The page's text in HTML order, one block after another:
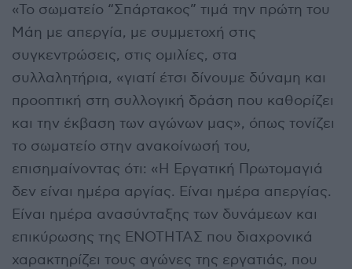
«Το σωματείο “Σπάρτακος” τιμά την πρώτη του
Μάη με απεργία, με συμμετοχή στις
συγκεντρώσεις, στις ομιλίες, στα
συλλαλητήρια, «γιατί έτσι δίνουμε δύναμη και
προοπτική στη συλλογική δράση που καθορίζει
και την έκβαση των αγώνων μας», όπως τονίζει
το σωματείο στην ανακοίνωσή του,
επισημαίνοντας ότι: «Η Εργατική Πρωτομαγιά
δεν είναι ημέρα αργίας. Είναι ημέρα απεργίας.
Είναι ημέρα ανασύνταξης των δυνάμεων και
επικύρωσης της ΕΝΟΤΗΤΑΣ που διαχρονικά
χαρακτηρίζει τους αγώνες της εργατιάς, που